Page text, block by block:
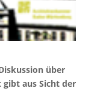
über
aus Sicht der